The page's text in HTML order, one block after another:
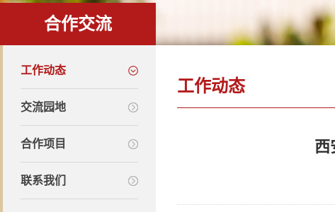
合作交流
工作动态
交流园地
合作项目
联系我们
工作动态
西